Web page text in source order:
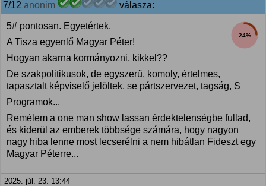
7/12 anonim válasza:
24%
5# pontosan. Egyetértek.
A Tisza egyenlő Magyar Péter!
Hogyan akarna kormányozni, kikkel??
De szakpolitikusok, de egyszerű, komoly, értelmes,
tapasztalt képviselő jelöltek, se pártszervezet, tagság, S
Programok...
Remélem a one man show lassan érdektelenségbe fullad,
és kiderül az emberek többsége számára, hogy nagyon
nagy hiba lenne most lecserélni a nem hibátlan Fideszt egy
Magyar Péterre...
2025. júl. 23. 13:44